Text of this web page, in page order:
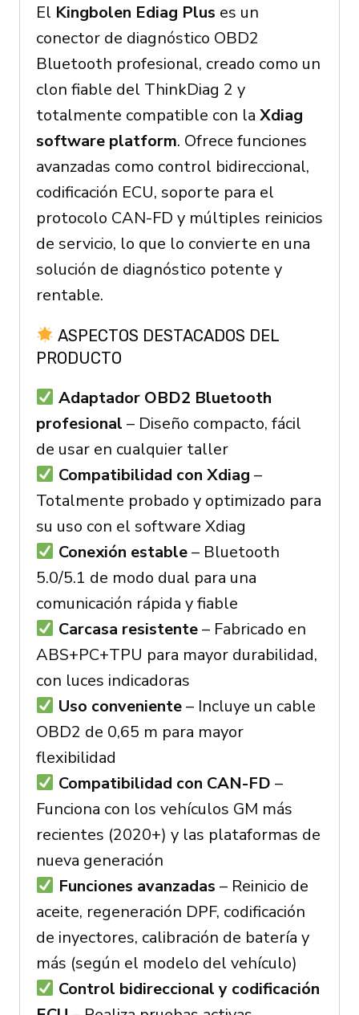
El Kingbolen Ediag Plus es un
conector de diagnóstico OBD2
Bluetooth profesional, creado como un
clon fiable del ThinkDiag 2 y
totalmente compatible con la Xdiag
software platform. Ofrece funciones
avanzadas como control bidireccional,
codificación ECU, soporte para el
protocolo CAN-FD y múltiples reinicios
de servicio, lo que lo convierte en una
solución de diagnóstico potente y
rentable.
ASPECTOS DESTACADOS DEL
PRODUCTO
Adaptador OBD2 Bluetooth
profesional – Diseño compacto, fácil
de usar en cualquier taller
Compatibilidad con Xdiag –
Totalmente probado y optimizado para
su uso con el software Xdiag
Conexión estable– Bluetooth
5.0/5.1 de modo dual para una
comunicación rápida y fiable
Carcasa resistente– Fabricado en
ABS+PC+TPU para mayor durabilidad,
con luces indicadoras
Uso conveniente– Incluye un cable
OBD2 de 0,65 m para mayor
flexibilidad
Compatibilidad con CAN-FD –
Funciona con los vehículos GM más
recientes (2020+) y las plataformas de
nueva generación
Funciones avanzadas – Reinicio de
aceite, regeneración DPF, codificación
de inyectores, calibración de batería y
más (según el modelo del vehículo)
Control bidireccional y codificación